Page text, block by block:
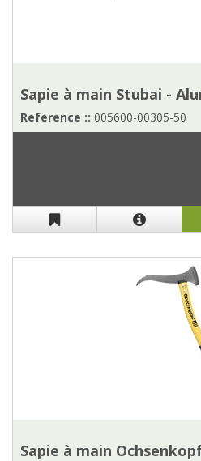
Sapie à main Stubai -
Reference :: 005600-00305-50
Sapie à main